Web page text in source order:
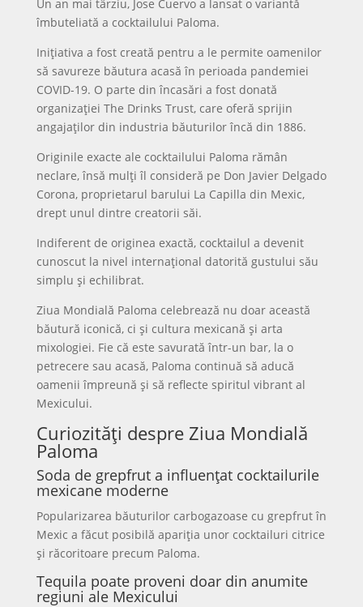
Un an mai târziu, Jose Cuervo a lansat o variantă
îmbuteliată a cocktailului Paloma.
Inițiativa a fost creată pentru a le permite oamenilor
să savureze băutura acasă în perioada pandemiei
COVID-19. O parte din încasări a fost donată
organizației The Drinks Trust, care oferă sprijin
angajaților din industria băuturilor încă din 1886.
Originile exacte ale cocktailului Paloma rămân
neclare, însă mulți îl consideră pe Don Javier Delgado
Corona, proprietarul barului La Capilla din Mexic,
drept unul dintre creatorii săi.
Indiferent de originea exactă, cocktailul a devenit
cunoscut la nivel internațional datorită gustului său
simplu și echilibrat.
Ziua Mondială Paloma celebrează nu doar această
băutură iconică, ci și cultura mexicană și arta
mixologiei. Fie că este savurată într-un bar, la o
petrecere sau acasă, Paloma continuă să aducă
oamenii împreună și să reflecte spiritul vibrant al
Mexicului.
Curiozități despre Ziua Mondială
Paloma
Soda de grepfrut a influențat cocktailurile
mexicane moderne
Popularizarea băuturilor carbogazoase cu grepfrut în
Mexic a făcut posibilă apariția unor cocktailuri citrice
și răcoritoare precum Paloma.
Tequila poate proveni doar din anumite
regiuni ale Mexicului